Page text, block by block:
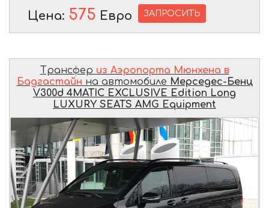
Цена: 575 Евро ЗАПРОСИТЬ
Трансфер из Аэропорта Мюнхена в
Бадгастайн на автомобиле Мерседес-Бенц
V300d 4MATIC EXCLUSIVE Edition Long
LUXURY SEATS AMG Equipment